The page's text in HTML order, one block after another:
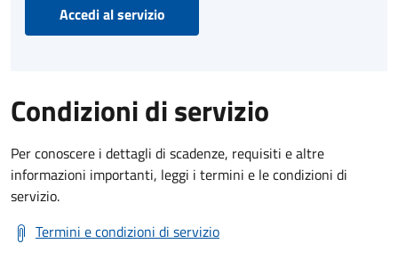
Accedi al servizio
Condizioni di servizio
Per conoscere i dettagli di scadenze, requisiti e altre
informazioni importanti, leggi i termini e le condizioni di
servizio.
Termini e condizioni di servizio